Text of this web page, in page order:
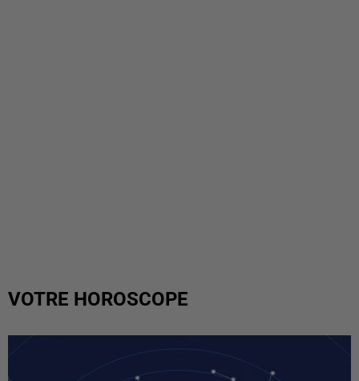
VOTRE HOROSCOPE